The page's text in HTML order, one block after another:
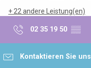
+ 22 andere Leistung(en)
02 35 19 50 ▒▒
Kontaktieren Sie uns